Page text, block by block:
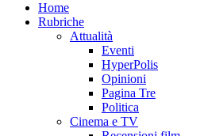
Home
Rubriche
Attualità
Eventi
HyperPolis
Opinioni
Pagina Tre
Politica
Cinema e TV